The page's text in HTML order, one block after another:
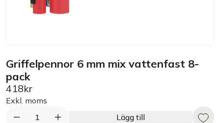
Exponering & servering
Städutrustning
Griffelpennor 6 mm mix vattenfast 8-
pack
418kr
Exkl. moms
1
Lägg till